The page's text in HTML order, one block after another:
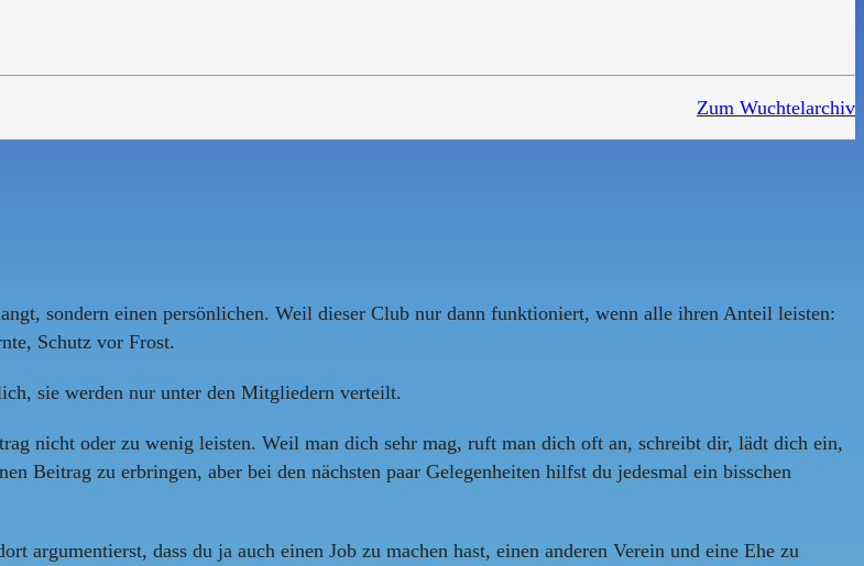
Zum Wuchtelarchiv
sondern einen persönlichen. Weil dieser Club nur dann funktioniert, wenn alle ihren Anteil leisten:
Schutz vor Frost.
sie werden nur unter den Mitgliedern verteilt.
nicht oder zu wenig leisten. Weil man dich sehr mag, ruft man dich oft an, schreibt dir, lädt dich ein,
zu erbringen, aber bei den nächsten paar Gelegenheiten hilfst du jedesmal ein bisschen
argumentierst, dass du ja auch einen Job zu machen hast, einen anderen Verein und eine Ehe zu